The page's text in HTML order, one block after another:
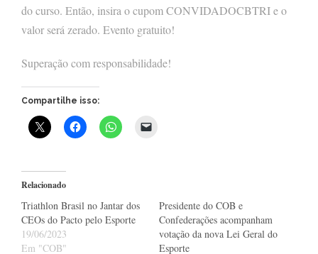
do curso. Então, insira o cupom CONVIDADOCBTRI e o
valor será zerado. Evento gratuito!
Superação com responsabilidade!
Compartilhe isso:
Relacionado
Triathlon Brasil no Jantar dos
CEOs do Pacto pelo Esporte
19/06/2023
Em "COB"
Presidente do COB e
Confederações acompanham
votação da nova Lei Geral do
Esporte